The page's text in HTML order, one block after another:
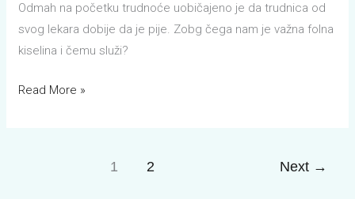
Odmah na početku trudnoće uobičajeno je da trudnica od
svog lekara dobije da je pije. Zobg čega nam je važna folna
kiselina i čemu služi?
Read More »
1 2 Next →